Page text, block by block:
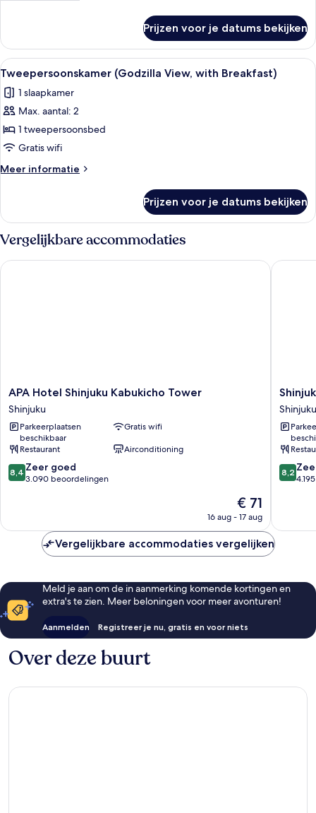
(Godzilla
View)
Prijzen voor je datums bekijken
Alle
foto's
voor
Tweepersoonskamer
(Godzilla
View,
with
Breakfast)
Luxe beddengoed, een kluis op de
1
Tweepersoonskamer (Godzilla View, with Breakfast)
1 slaapkamer
Max. aantal: 2
1 tweepersoonsbed
Gratis wifi
Meer informatie
Meer
(Godzilla
View,
with
Breakfast)
Prijzen voor je datums bekijken
Vergelijkbare accommodaties
APA
Hotel
Shinjuku
Kabukicho
Tower
Shinjuku
APA Hotel Shinjuku Kabukicho Tower
Shinjuku
Parkeerplaatsen
beschikbaar
Gratis wifi
Restaurant
Airconditioning
8.4
van
3.090
beoordelingen
8,4 Zeer goed
3.090 beoordelingen
De
prijs
€ 71
€ 71
16 aug - 17 aug
APA Hotel Shinjuku Kabukicho Tower
Shinjuku
Hotel
Main
Shinjuku
Shinjuku
8.2
van
4.195
8,2
Vergelijkbare accommodaties vergelijken
Meld je aan om de in aanmerking komende kortingen en
extra's te zien. Meer beloningen voor meer avonturen!
Aanmelden Registreer je nu, gratis en voor niets
Over deze buurt